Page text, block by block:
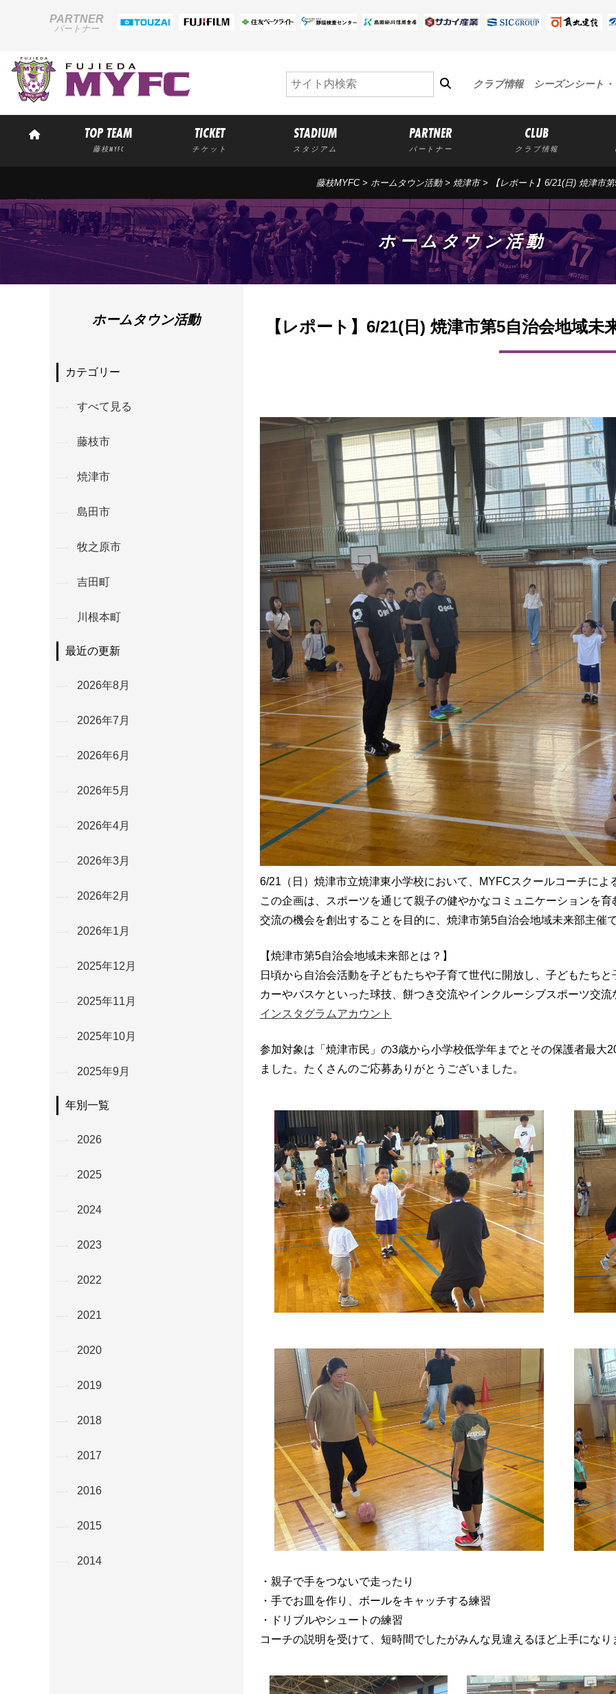
PARTNER
パートナー
クラブ情報 シーズンシート
TOP TEAM
藤枝MYFC
TICKET
チケット
STADIUM
スタジアム
PARTNER
パートナー
CLUB
クラブ情報
藤枝MYFC> ホームタウン活動> 焼津市> 【レポート】6/21(日) 焼津市
ホームタウン活動
【レポート】6/21(日) 焼津市第5自治会地域
6/21（日）焼津市立焼津東小学校において、MYFCスクールコーチによ
この企画は、スポーツを通じて親子の健やかなコミュニケーションを
交流の機会を創出することを目的に、焼津市第5自治会地域未来部主催
【焼津市第5自治会地域未来部とは？】
日頃から自治会活動を子どもたちや子育て世代に開放し、子どもたち
カーやバスケといった球技、餅つき交流やインクルーシブスポーツ交
インスタグラムアカウント
参加対象は「焼津市民」の3歳から小学校低学年までとその保護者最大
ました。たくさんのご応募ありがとうございました。
・親子で手をつないで走ったり
・手でお皿を作り、ボールをキャッチする練習
・ドリブルやシュートの練習
コーチの説明を受けて、短時間でしたがみんな見違えるほど上手になり
ホームタウン活動
カテゴリー
すべて見る
藤枝市
焼津市
島田市
牧之原市
吉田町
川根本町
最近の更新
2026年8月
2026年7月
2026年6月
2026年5月
2026年4月
2026年3月
2026年2月
2026年1月
2025年12月
2025年11月
2025年10月
2025年9月
年別一覧
2026
2025
2024
2023
2022
2021
2020
2019
2018
2017
2016
2015
2014